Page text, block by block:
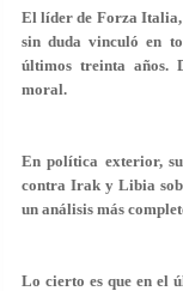
El líder de Forza Italia,
sin duda vinculó en
últimos treinta años.
moral.
En política exterior,
contra Irak y Libia
un análisis más
Lo cierto es que en el